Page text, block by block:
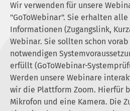
Wir verwenden für unsere
"GoToWebinar". Sie erhalten
Informationen (Zugangslink,
Webinar. Sie sollten schon
notwendigen
erfüllt (GoToWebinar-
Werden unsere Webinare
wir die Plattform Zoom. Hierfür
Mikrofon und eine Kamera. Die